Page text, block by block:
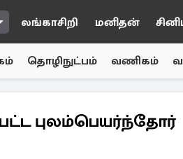
லங்காசிறி மனிதன்
தொழிநுட்பம் வணிகம்
புலம்பெயர்ந்தோர்